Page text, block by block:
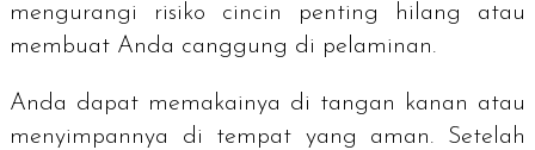
mengurangi risiko cincin penting hilang atau
membuat Anda canggung di pelaminan.
Anda dapat memakainya di tangan kanan atau
menyimpannya di tempat yang aman. Setelah